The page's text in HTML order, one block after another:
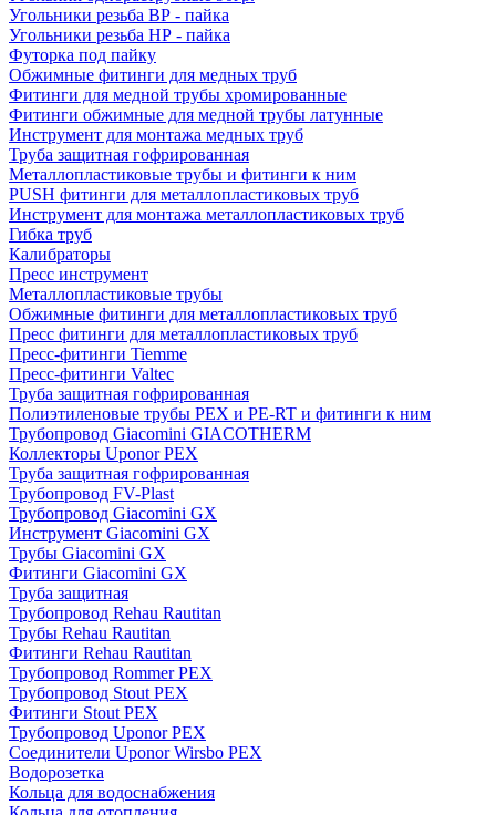
Угольники резьба ВР - пайка
Угольники резьба НР - пайка
Футорка под пайку
Обжимные фитинги для медных труб
Фитинги для медной трубы хромированные
Фитинги обжимные для медной трубы латунные
Инструмент для монтажа медных труб
Труба защитная гофрированная
Металлопластиковые трубы и фитинги к ним
PUSH фитинги для металлопластиковых труб
Инструмент для монтажа металлопластиковых труб
Гибка труб
Калибраторы
Пресс инструмент
Металлопластиковые трубы
Обжимные фитинги для металлопластиковых труб
Пресс фитинги для металлопластиковых труб
Пресс-фитинги Tiemme
Пресс-фитинги Valtec
Труба защитная гофрированная
Полиэтиленовые трубы PEX и PE-RT и фитинги к ним
Трубопровод Giacomini GIACOTHERM
Коллекторы Uponor PEX
Труба защитная гофрированная
Трубопровод FV-Plast
Трубопровод Giacomini GX
Инструмент Giacomini GX
Трубы Giacomini GX
Фитинги Giacomini GX
Труба защитная
Трубопровод Rehau Rautitan
Трубы Rehau Rautitan
Фитинги Rehau Rautitan
Трубопровод Rommer PEX
Трубопровод Stout PEX
Фитинги Stout PEX
Трубопровод Uponor PEX
Соединители Uponor Wirsbo PEX
Водорозетка
Кольца для водоснабжения